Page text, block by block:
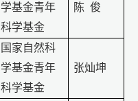
学基金青年
科学基金
陈 俊
国家自然科
学基金青年
科学基金
张灿坤